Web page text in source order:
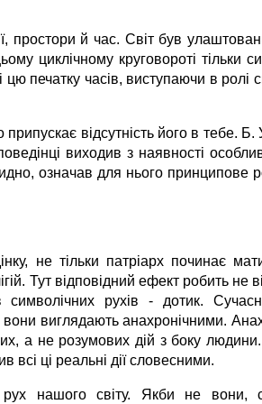
простори й час. Світ був
циклічному круговороті
печатку часів, виступаючи в ролі
відсутність його в тебе.
виходив з наявності
означав для нього принципове
не тільки патріарх починає
Тут відповідний ефект робить не
рухів - дотик.
вони виглядають анахронічними.
а не розумових дій з боку
всі ці реальні дії словесними.
рух нашого світу. Якби не вони,